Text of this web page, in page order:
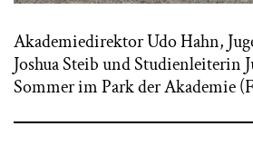
Akademiedirektor Udo Hahn,
Joshua Steib und Studienleiterin
Sommer im Park der Akademie